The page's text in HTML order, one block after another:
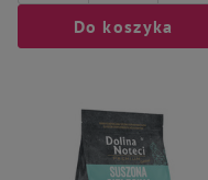
Do koszyka